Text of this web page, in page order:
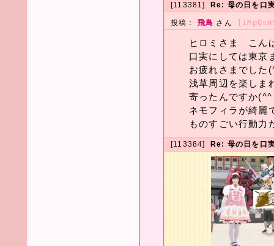
[113381] Re: 母の日を口
投稿： 飛鳥 さん
ヒロミさま こん
口実にしては東京
お疲れさまでした
浅草周辺を楽しま
寄ったんですか
ネモフィラが綺麗
ものすごい行動力
[113384] Re: 母の日を口